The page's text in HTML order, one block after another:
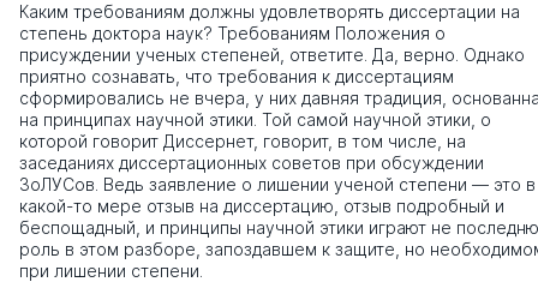
Каким требованиям должны удовлетворять диссертации на
степень доктора наук? Требованиям Положения о
присуждении ученых степеней, ответите. Да, верно. Однако
приятно сознавать, что требования к диссертациям
сформировались не вчера, у них давняя традиция,
на принципах научной этики. Той самой научной этики, о
которой говорит Диссернет, говорит, в том числе, на
заседаниях диссертационных советов при обсуждении
ЗоЛУСов. Ведь заявление о лишении ученой степени — это в
какой-то мере отзыв на диссертацию, отзыв подробный и
беспощадный, и принципы научной этики играют не
роль в этом разборе, запоздавшем к защите, но
при лишении степени.